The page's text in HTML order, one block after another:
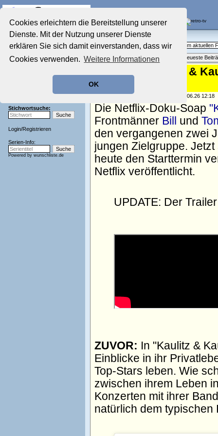
Cookies erleichtern die Bereitstellung unserer
Dienste. Mit der Nutzung unserer Dienste
erklären Sie sich damit einverstanden, dass wir
Cookies verwenden. Weitere Informationen
OK
Startseite
Aktuelles Forum
Film-Forum
Zeichentrick-Forum
Stichwortsuche:
Login/Registrieren
Serien-Info:
Powered by wunschliste.de
Aktuelles Forum
Fragen, Antworten und Meinungen zum aktuellen
Themenübersicht • Neues Thema Neueste
(Update) "Kaulitz &
verkündet
geschrieben von: , 02.06.26 12:18
Die Netflix-Doku-Soap
Frontmänner Bill und
den vergangenen zwei
jungen Zielgruppe.
heute den Starttermin
Netflix veröffentlicht.
UPDATE: Der
ZUVOR: In "Kaulitz &
Einblicke in ihr
Top-Stars leben. Wie
zwischen ihrem Leben
Konzerten mit ihrer
natürlich dem typischen